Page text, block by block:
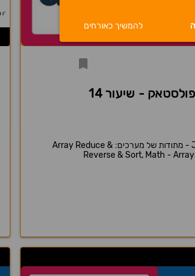
- שיעור 14
JavaScript - מתודות של מערכים: Array Reduce &
Reverse & Sort, Math -
להמשיך כאורחים